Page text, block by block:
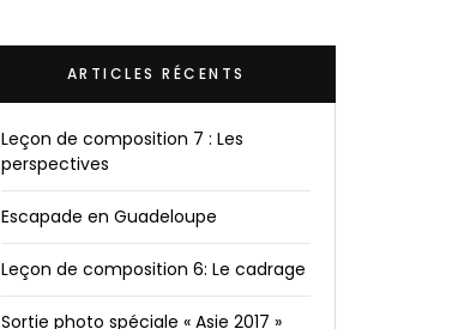
ARTICLES RÉCENTS
Leçon de composition 7 : Les
perspectives
Escapade en Guadeloupe
Leçon de composition 6: Le cadrage
Sortie photo spéciale « Asie 2017 »